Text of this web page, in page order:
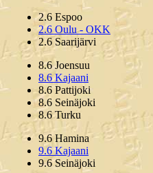
2.6 Espoo
2.6 Oulu - OKK
2.6 Saarijärvi
8.6 Joensuu
8.6 Kajaani
8.6 Pattijoki
8.6 Seinäjoki
8.6 Turku
9.6 Hamina
9.6 Kajaani
9.6 Seinäjoki